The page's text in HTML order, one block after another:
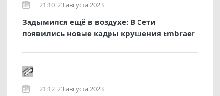
21:10, 23 августа 2023
Задымился ещё в воздухе: В Сети
появились новые кадры крушения Embraer
21:12, 23 августа 2023